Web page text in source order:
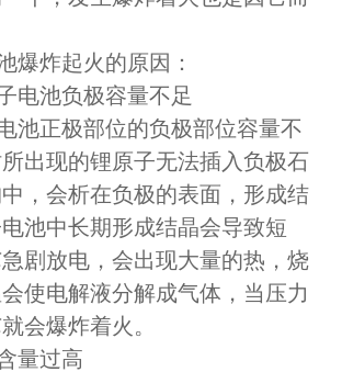
爆炸起火的原因：
电池负极容量不足
池正极部位的负极部位容量不
出现的锂原子无法插入负极石
，会析在负极的表面，形成结
池中长期形成结晶会导致短
剧放电，会出现大量的热，烧
使电解液分解成气体，当压力
会爆炸着火。
量过高